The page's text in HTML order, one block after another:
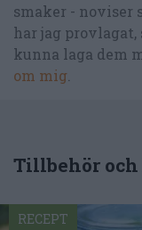
smaker - noviser
har jag
kunna laga dem
om mig
Tillbehör
RECEPT